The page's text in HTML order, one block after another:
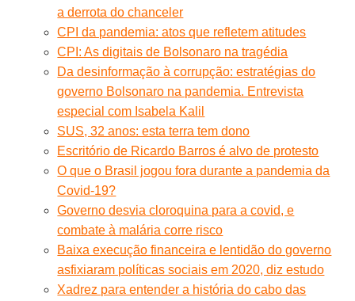
a derrota do chanceler
CPI da pandemia: atos que refletem atitudes
CPI: As digitais de Bolsonaro na tragédia
Da desinformação à corrupção: estratégias do
governo Bolsonaro na pandemia. Entrevista
especial com Isabela Kalil
SUS, 32 anos: esta terra tem dono
Escritório de Ricardo Barros é alvo de protesto
O que o Brasil jogou fora durante a pandemia da
Covid-19?
Governo desvia cloroquina para a covid, e
combate à malária corre risco
Baixa execução financeira e lentidão do governo
asfixiaram políticas sociais em 2020, diz estudo
Xadrez para entender a história do cabo das